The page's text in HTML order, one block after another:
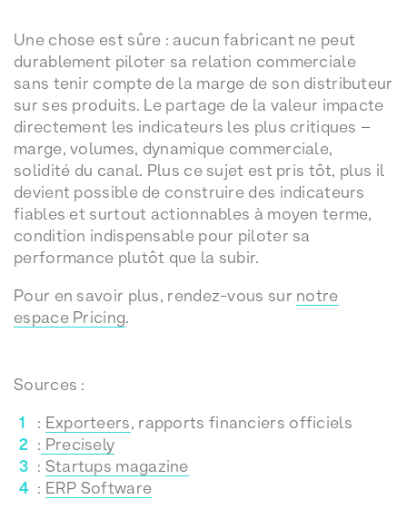
Une chose est sûre : aucun fabricant ne peut
durablement piloter sa relation commerciale
sans tenir compte de la marge de son distributeur
sur ses produits. Le partage de la valeur impacte
directement les indicateurs les plus critiques –
marge, volumes, dynamique commerciale,
solidité du canal. Plus ce sujet est pris tôt, plus il
devient possible de construire des indicateurs
fiables et surtout actionnables à moyen terme,
condition indispensable pour piloter sa
performance plutôt que la subir.
Pour en savoir plus, rendez-vous sur notre
espace Pricing.
Sources :
: Exporteers, rapports financiers officiels
: Precisely
: Startups magazine
: ERP Software